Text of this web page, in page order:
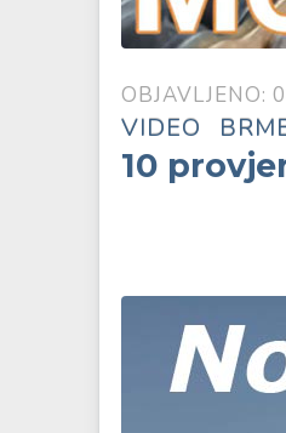
OBJAVLJENO:
VIDEO
10